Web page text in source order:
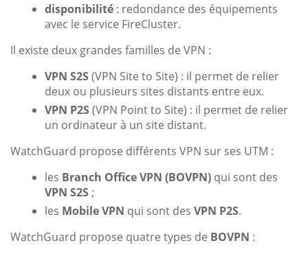
disponibilité : redondance des équipements
avec le service FireCluster.
Il existe deux grandes familles de VPN :
VPN S2S(VPN Site to Site) : il permet de relier
deux ou plusieurs sites distants entre eux.
VPN P2S(VPN Point to Site) : il permet de relier
un ordinateur à un site distant.
WatchGuard propose différents VPN sur ses UTM :
les Branch Office VPN (BOVPN) qui sont des
VPN S2S ;
les Mobile VPN qui sont des VPN P2S.
WatchGuard propose quatre types de BOVPN :